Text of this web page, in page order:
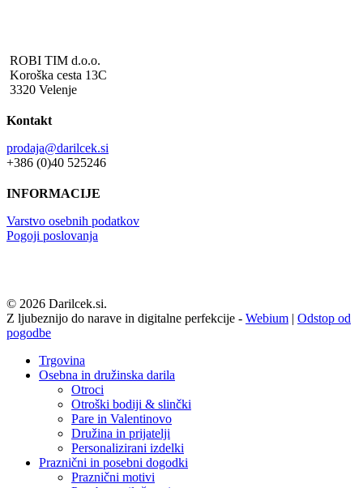
ROBI TIM d.o.o.
Koroška cesta 13C
3320 Velenje
Kontakt
prodaja@darilcek.si
+386 (0)40 525246
INFORMACIJE
Varstvo osebnih podatkov
Pogoji poslovanja
© 2026 Darilcek.si.
Z ljubeznijo do narave in digitalne perfekcije - Webium
Odstop od
pogodbe
Close
Menu
Trgovina
Osebna in družinska darila
Otroci
Otroški bodiji & slinčki
Pare in Valentinovo
Družina in prijatelji
Personalizirani izdelki
Praznični in posebni dogodki
Praznični motivi